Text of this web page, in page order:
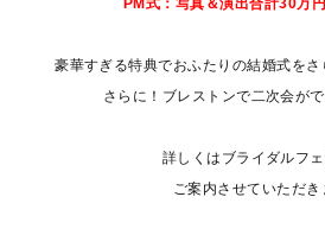
豪華すぎる特典でおふたりの結婚式を
さらに！ブレストンで二次会が
詳しくはブライダルフ
ご案内させていただき